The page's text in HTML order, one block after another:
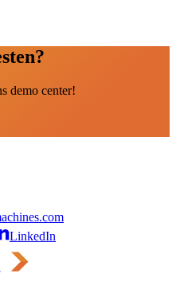
demo center!
LinkedIn